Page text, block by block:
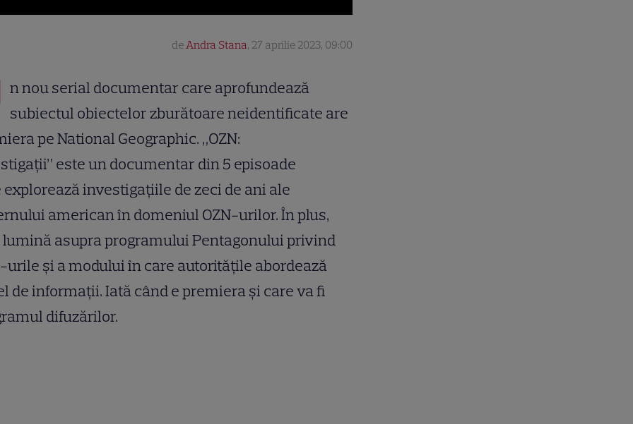
deAndra Stana, 27 aprilie 2023, 09:00
n nou serial documentar care aprofundează
subiectul obiectelor zburătoare neidentificate are
pe National Geographic. „OZN:
este un documentar din 5 episoade
explorează investigațiile de zeci de ani ale
american în domeniul OZN-urilor. În plus,
lumină asupra programului Pentagonului privind
urile și a modului în care autoritățile abordează
de informații. Iată când e premiera și care va fi
difuzărilor.